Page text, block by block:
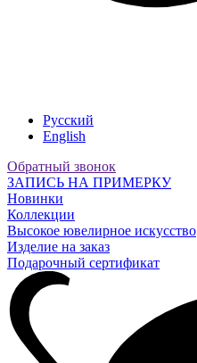
Русский
English
Обратный звонок
ЗАПИСЬ НА ПРИМЕРКУ
Новинки
Коллекции
Высокое ювелирное искусство
Изделие на заказ
Подарочный сертификат